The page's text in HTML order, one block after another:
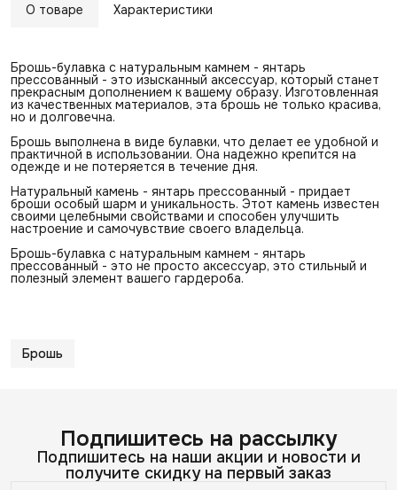
О товаре Характеристики
Брошь-булавка с натуральным камнем - янтарь
прессованный - это изысканный аксессуар, который станет
прекрасным дополнением к вашему образу. Изготовленная
из качественных материалов, эта брошь не только красива,
но и долговечна.
Брошь выполнена в виде булавки, что делает ее удобной и
практичной в использовании. Она надежно крепится на
одежде и не потеряется в течение дня.
Натуральный камень - янтарь прессованный - придает
броши особый шарм и уникальность. Этот камень известен
своими целебными свойствами и способен улучшить
настроение и самочувствие своего владельца.
Брошь-булавка с натуральным камнем - янтарь
прессованный - это не просто аксессуар, это стильный и
полезный элемент вашего гардероба.
Брошь
Подпишитесь на рассылку
Подпишитесь на наши акции и новости и
получите скидку на первый заказ